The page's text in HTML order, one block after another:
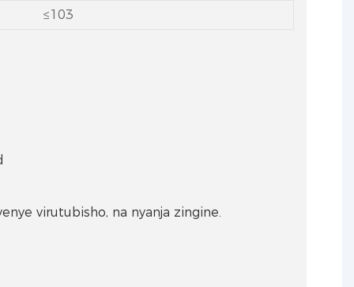
≤103
virutubisho, na nyanja zingine.